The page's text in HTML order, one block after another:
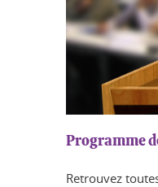
Programme
Retrouvez